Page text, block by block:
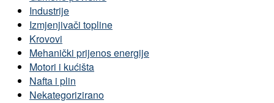
Industrije
Izmjenjivači topline
Krovovi
Mehanički prijenos energije
Motori i kućišta
Nafta i plin
Nekategorizirano